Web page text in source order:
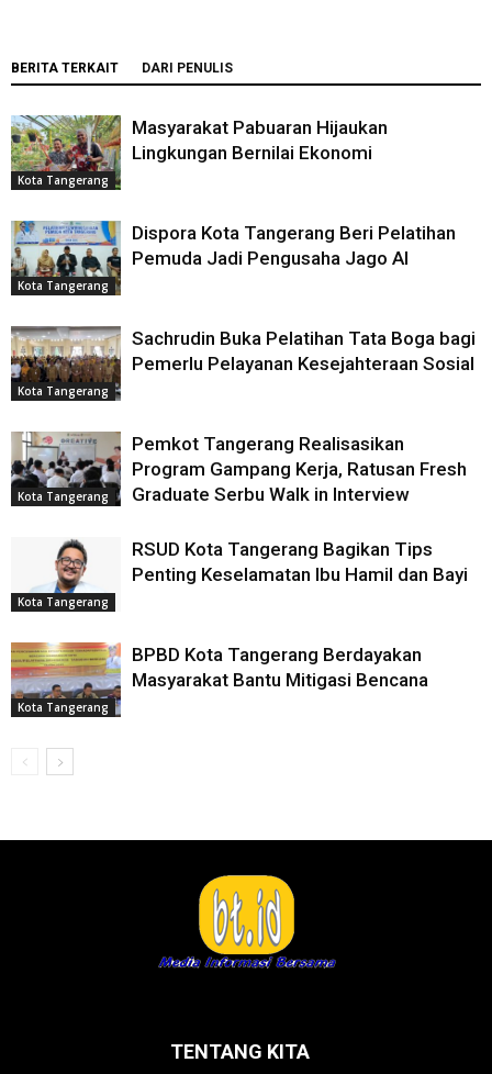
BERITA TERKAIT DARI PENULIS
Kota Tangerang
Masyarakat Pabuaran Hijaukan
Lingkungan Bernilai Ekonomi
Kota Tangerang
Dispora Kota Tangerang Beri Pelatihan
Pemuda Jadi Pengusaha Jago AI
Kota Tangerang
Sachrudin Buka Pelatihan Tata Boga bagi
Pemerlu Pelayanan Kesejahteraan Sosial
Kota Tangerang
Pemkot Tangerang Realisasikan
Program Gampang Kerja, Ratusan Fresh
Graduate Serbu Walk in Interview
Kota Tangerang
RSUD Kota Tangerang Bagikan Tips
Penting Keselamatan Ibu Hamil dan Bayi
Kota Tangerang
BPBD Kota Tangerang Berdayakan
Masyarakat Bantu Mitigasi Bencana
TENTANG KITA